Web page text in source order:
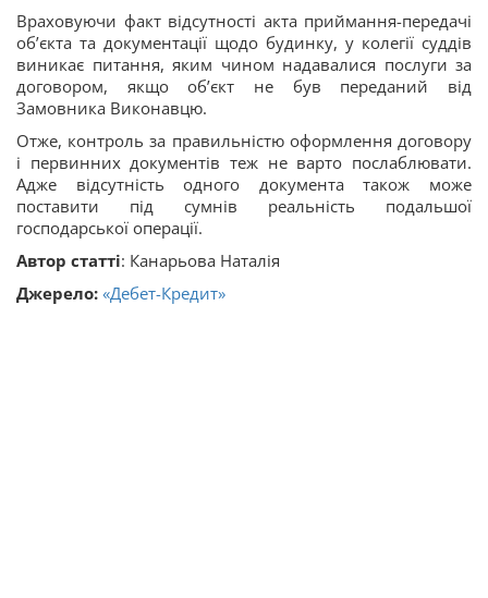
Враховуючи факт відсутності акта приймання-передачі
об’єкта та документації щодо будинку, у колегії суддів
виникає питання, яким чином надавалися послуги за
договором, якщо об’єкт не був переданий від
Замовника Виконавцю.
Отже, контроль за правильністю оформлення договору
і первинних документів теж не варто послаблювати.
Адже відсутність одного документа також може
поставити під сумнів реальність подальшої
господарської операції.
Автор статті: Канарьова Наталія
Джерело: «Дебет-Кредит»